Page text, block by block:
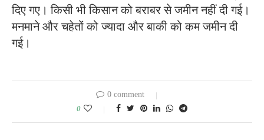
दिए गए। किसी भी किसान को बराबर से जमीन नहीं दी गई।
मनमाने और चहेतों को ज्यादा और बाकी को कम जमीन दी
गई।
0 comment
0